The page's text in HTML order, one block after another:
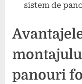
sistem de
panouri